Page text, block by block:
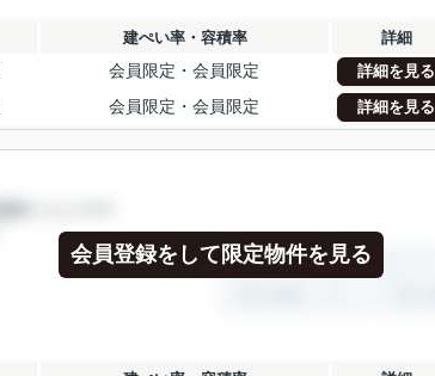
建ぺい率・容積率 詳細
会員限定 ・ 会員限定 詳細を見る
会員限定 ・ 会員限定 詳細を見る
会員登録をして限定物件を見る